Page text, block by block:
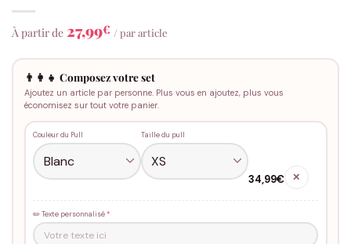
À partir de 27,99€ / par article
👨‍👩‍👧 Composez votre set
Ajoutez un article par personne. Plus vous en ajoutez, plus vous
économisez sur tout votre panier.
Couleur du Pull Taille du pull
34,99€ ✕
✏️ Texte personnalisé*